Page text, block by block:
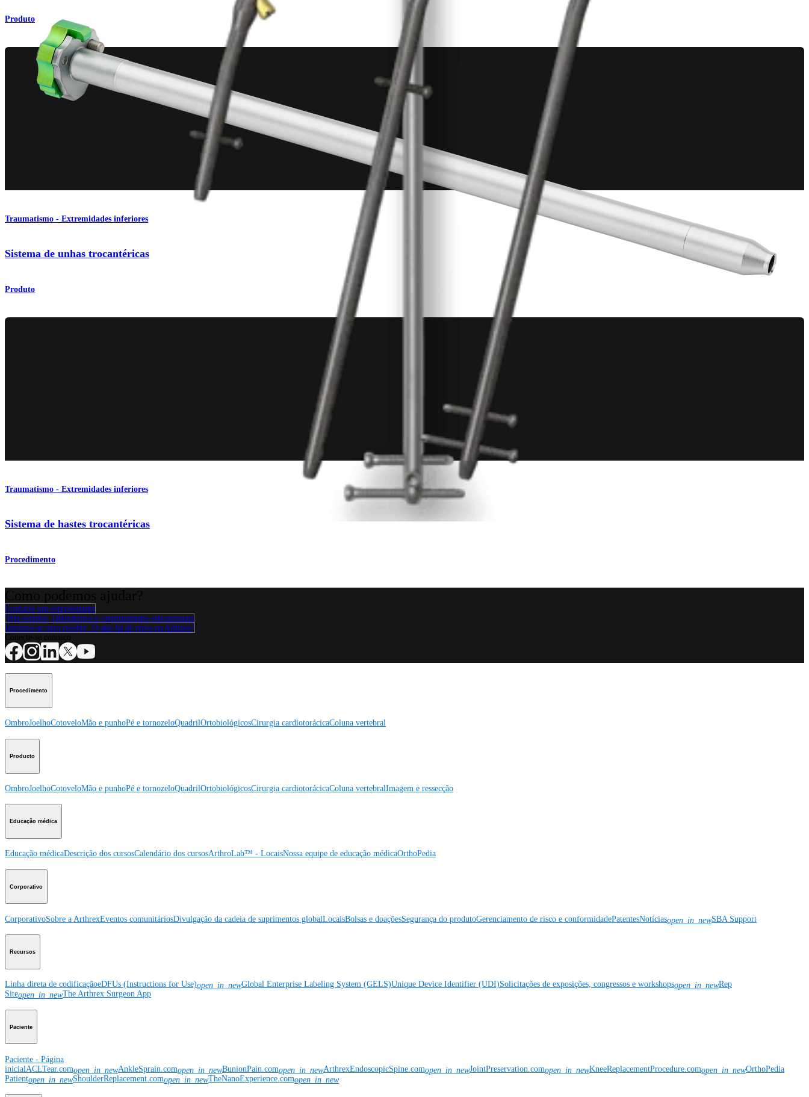
Produto
Traumatismo - Extremidades inferiores
Sistema de unhas trocantéricas
Produto
Traumatismo - Extremidades inferiores
Sistema de hastes trocantéricas
Procedimento
Contacte um representante
Veja eventos, laboratórios e oportunidades educacionais
Inscreva-se para receber: O que há de novo na Arthrex?
Procedimento
OmbroJoelhoCotoveloMão e punhoPé e tornozeloQuadrilOrtobiológicosCirurgia cardiotorácicaColuna vertebral
Producto
OmbroJoelhoCotoveloMão e punhoPé e tornozeloQuadrilOrtobiológicosCirurgia cardiotorácicaColuna vertebralImagem e ressecção
Educação médica
Educação médicaDescrição dos cursosCalendário dos cursosArthroLab™ - LocaisNossa equipe de educação médicaOrthoPedia
Corporativo
CorporativoSobre a ArthrexEventos comunitáriosDivulgação da cadeia de suprimentos globalLocaisBolsas e doaçõesSegurança do produtoGerenciamento de risco e conformidadePatentesNotíciasopen_in_newSBA Support
Recursos
Linha direta de codificaçãoeDFUs (Instructions for Use)open_in_newGlobal Enterprise Labeling System (GELS)Unique Device Identifier (UDI)Solicitações de exposições, congressos e workshopsopen_in_newRep
Siteopen_in_newThe Arthrex Surgeon App
Paciente
Paciente - Página
inicial ACLTear.comopen_in_newAnkleSprain.comopen_in_newBunionPain.comopen_in_newArthrexEndoscopicSpine.comopen_in_newJointPreservation.comopen_in_newKneeReplacementProcedure.comopen_in_newOrthoPedia
Patientopen_in_newShoulderReplacement.comopen_in_newTheNanoExperience.comopen_in_new